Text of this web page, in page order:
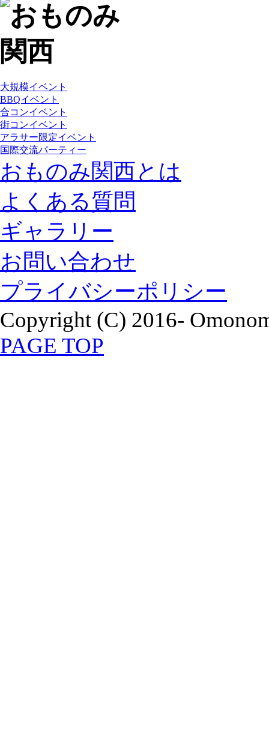
大規模イベント
BBQイベント
合コンイベント
街コンイベント
アラサー限定イベント
国際交流パーティー
おものみ関西とは
よくある質問
ギャラリー
お問い合わせ
プライバシーポリシー
Copyright (C) 2016-
PAGE TOP